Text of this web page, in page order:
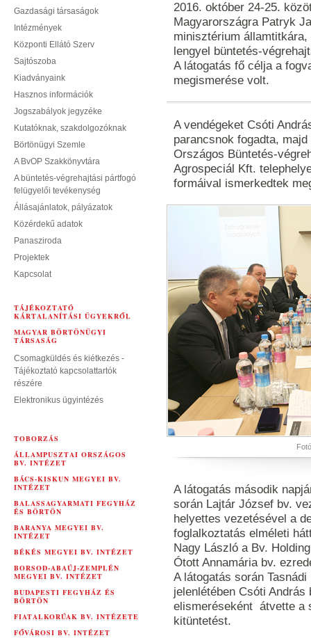
Gazdasági társaságok
Intézmények
Központi Ellátó Szerv
Sajtószoba
Kiadványaink
Hasznos információk
Jogszabályok jegyzéke
Kutatóknak, szakdolgozóknak
Börtönügyi Szemle
A BvOP Szakkönyvtára
A büntetés-végrehajtási pártfogó
felügyelői tevékenység
Állásajánlatok, pályázatok
Közérdekű adatok
Panasziroda
Projektek
Kapcsolat
TÁJÉKOZTATÓ
KÁRTALANÍTÁSI ÜGYEKRŐL
MAGYAR BÖRTÖNÜGYI
TÁRSASÁG
Csomagküldés és kiétkezés -
Tájékoztató kapcsolattartók
részére
Elektronikus ügyintézés
TOBORZÁS
ÁLLAMPUSZTAI ORSZÁGOS
BV. INTÉZET
BÁCS-KISKUN MEGYEI BV.
INTÉZET
BALASSAGYARMATI FEGYHÁZ
ÉS BÖRTÖN
BARANYA MEGYEI BV.
INTÉZET
BÉKÉS MEGYEI BV. INTÉZET
BORSOD-ABAÚJ-ZEMPLÉN
MEGYEI BV. INTÉZET
BUDAPESTI FEGYHÁZ ÉS
BÖRTÖN
FIATALKORÚAK BV. INTÉZETE
FŐVÁROSI BV. INTÉZET
2016. október 24-25.
Magyarországra Patryk
minisztérium
lengyel büntetés-
A látogatás fő célja a
megismerése volt.
A vendégeket Csóti
parancsnok fogadta,
Országos Büntetés-
Agrospeciál Kft.
formáival ismerkedtek
A látogatás második
során Lajtár József bv.
helyettes vezetésével a
foglalkoztatás elméleti
Nagy László a Bv.
Ótott Annamária bv.
A látogatás során
jelenlétében Csóti
elismeréseként átvette a
kitüntetést.